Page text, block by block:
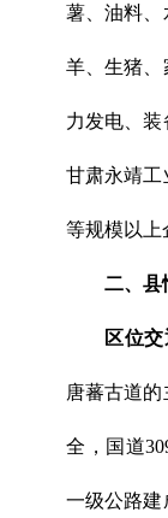
薯、油料、
羊、生猪、
力发电、
甘肃永靖工
等规模以上
二、县
区位
唐蕃古道
全，国道
一级公路建